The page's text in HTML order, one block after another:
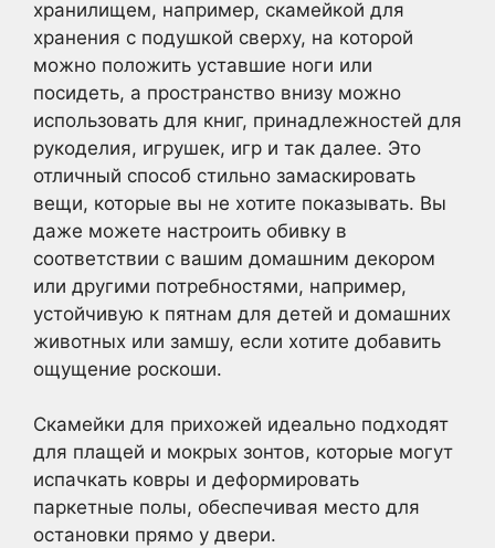
хранилищем, например, скамейкой для
хранения с подушкой сверху, на которой
можно положить уставшие ноги или
посидеть, а пространство внизу можно
использовать для книг, принадлежностей для
рукоделия, игрушек, игр и так далее. Это
отличный способ стильно замаскировать
вещи, которые вы не хотите показывать. Вы
даже можете настроить обивку в
соответствии с вашим домашним декором
или другими потребностями, например,
устойчивую к пятнам для детей и домашних
животных или замшу, если хотите добавить
ощущение роскоши.
Скамейки для прихожей идеально подходят
для плащей и мокрых зонтов, которые могут
испачкать ковры и деформировать
паркетные полы, обеспечивая место для
остановки прямо у двери.